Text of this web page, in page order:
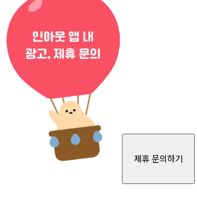
제휴 문의하기